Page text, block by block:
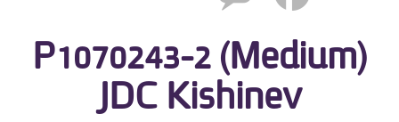
P1070243-2 (Medium)
JDC Kishinev